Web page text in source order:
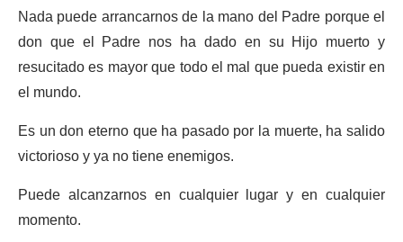
Nada puede arrancarnos de la mano del Padre porque el
don que el Padre nos ha dado en su Hijo muerto y
resucitado es mayor que todo el mal que pueda existir en
el mundo.
Es un don eterno que ha pasado por la muerte, ha salido
victorioso y ya no tiene enemigos.
Puede alcanzarnos en cualquier lugar y en cualquier
momento.